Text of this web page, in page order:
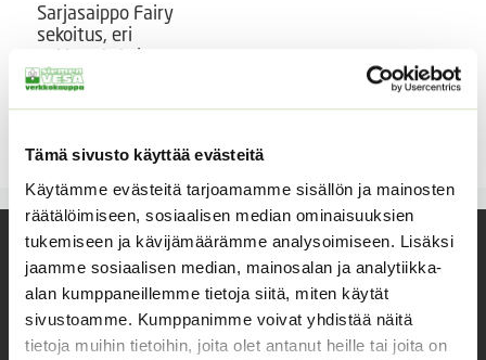
Tämä sivusto käyttää evästeitä
Käytämme evästeitä tarjoamamme sisällön ja mainosten
räätälöimiseen, sosiaalisen median ominaisuuksien
tukemiseen ja kävijämäärämme analysoimiseen. Lisäksi
jaamme sosiaalisen median, mainosalan ja analytiikka-
alan kumppaneillemme tietoja siitä, miten käytät
sivustoamme. Kumppanimme voivat yhdistää näitä
tietoja muihin tietoihin, joita olet antanut heille tai joita on
Sarjasaippo Fairy
sekoitus, eri
pakkauskokoja
Iberis umbellata.
-
2,50 €
Yhteystiedot
Asiakaspalvelu avoinna arkisin klo 10-17
02 631 9700